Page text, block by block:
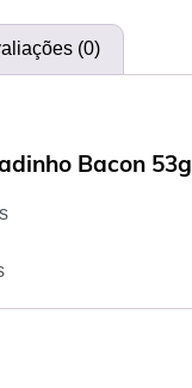
(0)
Bacon 53g